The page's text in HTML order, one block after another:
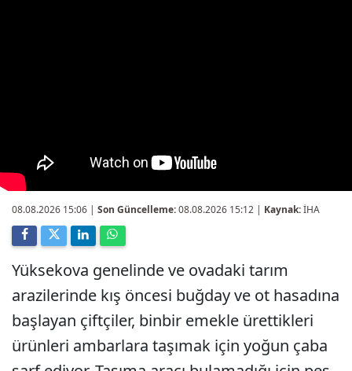
08.08.2026 15:06 | Son Güncelleme:08.08.2026 15:12 | Kaynak:İHA
Yüksekova genelinde ve ovadaki tarım
arazilerinde kış öncesi buğday ve ot hasadına
başlayan çiftçiler, binbir emekle ürettikleri
ürünleri ambarlara taşımak için yoğun çaba